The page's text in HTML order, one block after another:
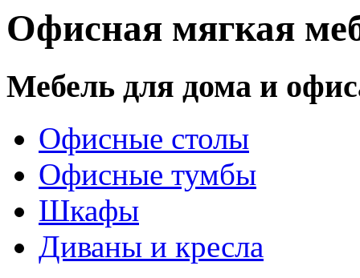
Офисная мягкая
Мебель для дома и
Офисные столы
Офисные тумбы
Шкафы
Диваны и кресла